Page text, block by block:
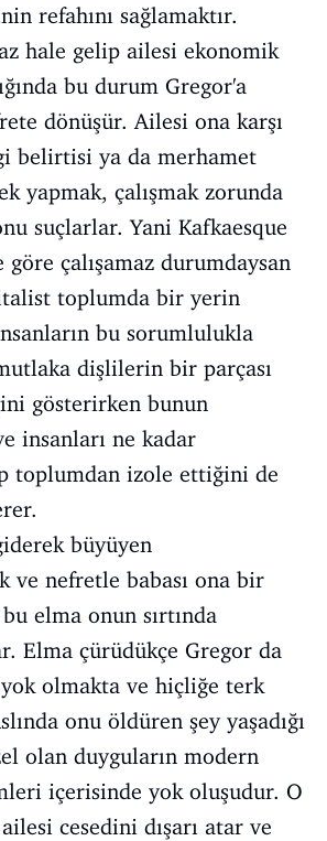
refahını sağlamaktır.
hale gelip ailesi ekonomik
bu durum Gregor'a
dönüşür. Ailesi ona karşı
belirtisi ya da merhamet
yapmak, çalışmak zorunda
suçlarlar. Yani Kafkaesque
göre çalışamaz durumdaysan
toplumda bir yerin
bu sorumlulukla
dişlilerin bir parçası
gösterirken bunun
insanları ne kadar
toplumdan izole ettiğini de
büyüyen
ve nefretle babası ona bir
elma onun sırtında
Elma çürüdükçe Gregor da
olmakta ve hiçliğe terk
onu öldüren şey yaşadığı
olan duyguların modern
içerisinde yok oluşudur. O
cesedini dışarı atar ve